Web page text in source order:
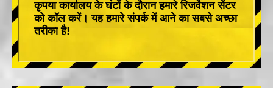
कृपया कार्यालय के घंटों के दौरान हमारे रिजर्वेशन सेंटर
को कॉल करें। यह हमारे संपर्क में आने का सबसे अच्छा
तरीका है!